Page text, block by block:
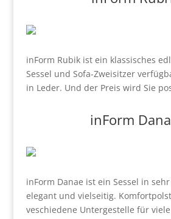
inForm Rubik ist ein klassisches
Sessel und Sofa-Zweisitzer
in Leder. Und der Preis wird Sie
inForm
inForm Danae ist ein Sessel in
elegant und vielseitig.
veschiedene Untergestelle für viele